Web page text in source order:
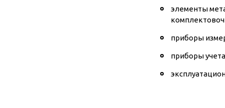
элементы
приборы
приборы учета